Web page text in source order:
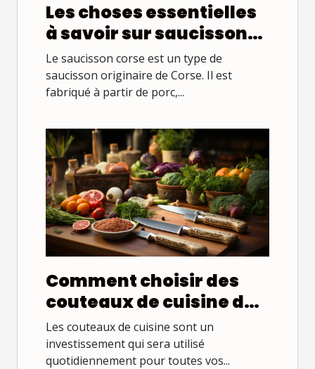
Les choses essentielles
à savoir sur saucisson
corse
Le saucisson corse est un type de
saucisson originaire de Corse. Il est
fabriqué à partir de porc,...
Comment choisir des
couteaux de cuisine de
qualité ?
Les couteaux de cuisine sont un
investissement qui sera utilisé
quotidiennement pour toutes vos...